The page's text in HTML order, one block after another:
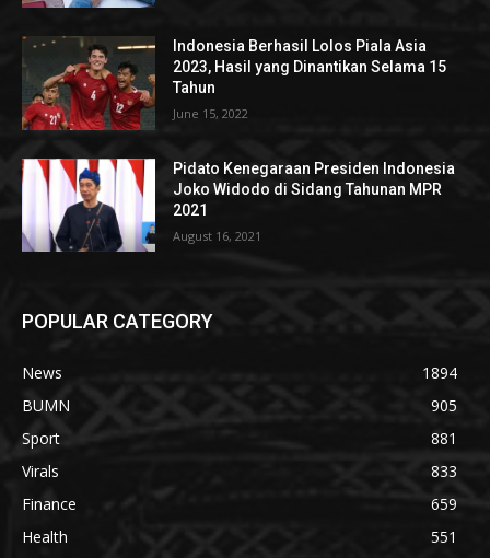
Indonesia Berhasil Lolos Piala Asia
2023, Hasil yang Dinantikan Selama 15
Tahun
June 15, 2022
Pidato Kenegaraan Presiden Indonesia
Joko Widodo di Sidang Tahunan MPR
2021
August 16, 2021
POPULAR CATEGORY
News
1894
BUMN
905
Sport
881
Virals
833
Finance
659
Health
551